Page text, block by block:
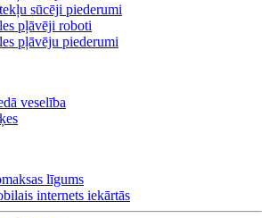
sūcēji piederumi
pļāvēji roboti
pļāvēju piederumi
veselība
līgums
internets iekārtās